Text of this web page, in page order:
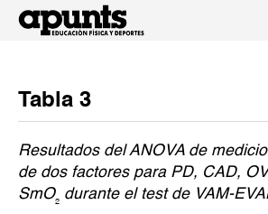
Tabla 3
Resultados del ANOVA de
de dos factores para PD, CAD,
SmO₂ durante el test de VAM-